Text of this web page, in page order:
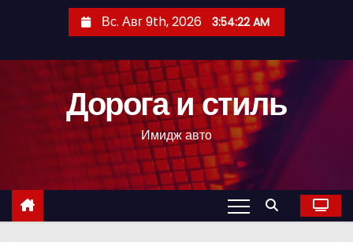
с
Вс. Авг 9th, 2026 3:54:23 AM
Дорога и стиль
Имидж авто